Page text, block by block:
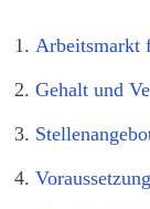
Arbeitsmarkt
Gehalt und